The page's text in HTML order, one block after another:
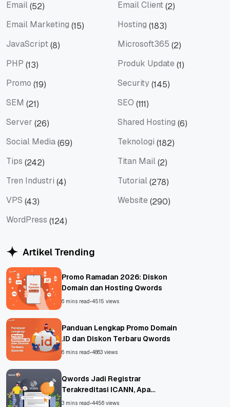
Email(52) Email Client(2)
Email Marketing (15) Hosting (183)
JavaScript(8) Microsoft365 (2)
PHP (13) Produk Update (1)
Promo (19) Security(145)
SEM (21) SEO (111)
Server (26) Shared Hosting (6)
Social Media(69) Teknologi (182)
Tips (242) Titan Mail(2)
Tren Industri (4) Tutorial(278)
VPS (43) Website (290)
WordPress (124)
Artikel Trending
Promo Ramadan 2026: Diskon
Domain dan Hosting Qwords
6 mins read•4515 views
Panduan Lengkap Promo Domain
.ID dan Diskon Terbaru Qwords
6 mins read•4863 views
Qwords Jadi Registrar
Terakreditasi ICANN, Apa
Untungnya?
3 mins read•4456 views